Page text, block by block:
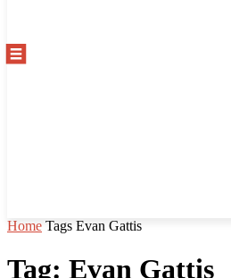
Home Tags Evan Gattis
Tag: Evan Gattis